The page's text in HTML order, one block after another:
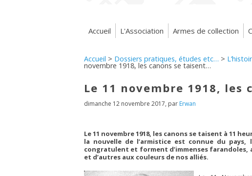
Accueil L'Association Armes de collection
Accueil > Dossiers pratiques, études etc… >
novembre 1918, les canons se taisent…
Le 11 novembre 1918,
dimanche 12 novembre 2017, par Erwan
Le 11 novembre 1918, les canons se taisent à 11
la nouvelle de l’armistice est connue du pays,
congratulent et forment d’immenses farandoles,
et d’autres aux couleurs de nos alliés.